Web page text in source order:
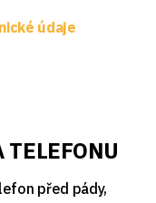
údaje
před pády,